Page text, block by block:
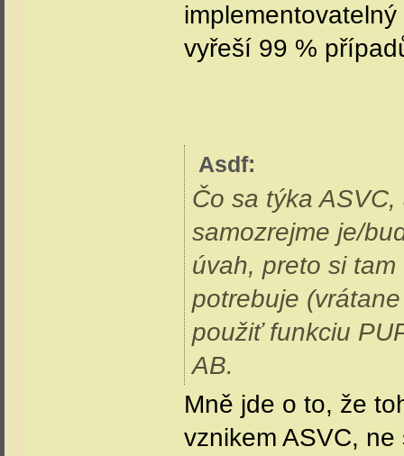
vyřeší 99 %
Asdf:
Čo sa týka
samozrejme je/
úvah, preto si
potrebuje
použiť funkciu
AB.
Mně jde o to, že
vznikem ASVC,